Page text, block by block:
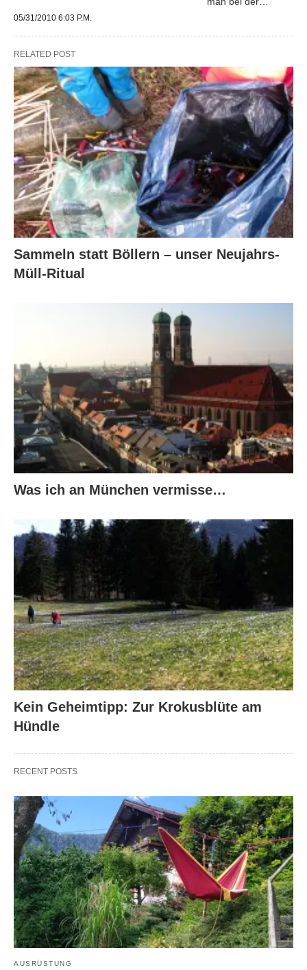
05/31/2010 6:03 P.M.
RELATED POST
Sammeln statt Böllern – unser Neujahrs-
Müll-Ritual
Was ich an München vermisse…
Kein Geheimtipp: Zur Krokusblüte am
Hündle
RECENT POSTS
AUSRÜSTUNG